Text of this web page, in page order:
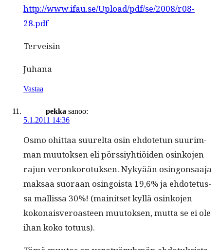
http://www.ifau.se/Upload/pdf/se/2008/r08-
28.pdf
Ter­veisin
Juhana
Vastaa
pekka sanoo:
5.1.2011 14:36
Osmo ohit­taa suurelta osin ehdote­tun suurim­
man muu­tok­sen eli pörssiy­htiöi­den osinko­jen
rajun veronko­ro­tuk­sen. Nykyään osin­gon­saa­ja
mak­saa suo­raan osin­go­ista 19,6% ja ehdote­tus­
sa mallis­sa 30%! (mainit­set kyl­lä osinko­jen
kokon­aisveroas­t­een muu­tok­sen, mut­ta se ei ole
ihan koko totuus).